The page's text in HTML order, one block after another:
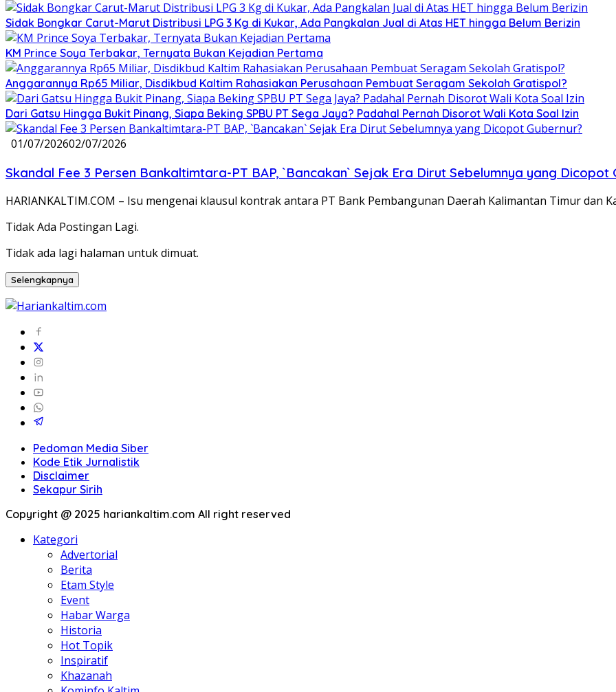
Sidak Bongkar Carut-Marut Distribusi LPG 3 Kg di Kukar, Ada Pangkalan Jual di Atas HET hingga Belum Berizin
KM Prince Soya Terbakar, Ternyata Bukan Kejadian Pertama
Anggarannya Rp65 Miliar, Disdikbud Kaltim Rahasiakan Perusahaan Pembuat Seragam Sekolah Gratispol?
Dari Gatsu Hingga Bukit Pinang, Siapa Beking SPBU PT Sega Jaya? Padahal Pernah Disorot Wali Kota Soal Izin
01/07/202602/07/2026
Skandal Fee 3 Persen Bankaltimtara-PT BAP, `Bancakan` Sejak Era Dirut Sebelumnya yang Dicopot
HARIANKALTIM.COM – Isu mengenai klausul kontrak antara PT Bank Pembangunan Daerah Kalimantan Timur dan
Tidak Ada Postingan Lagi.
Tidak ada lagi halaman untuk dimuat.
Selengkapnya
Pedoman Media Siber
Kode Etik Jurnalistik
Disclaimer
Sekapur Sirih
Copyright @ 2025 hariankaltim.com All right reserved
Kategori
Advertorial
Berita
Etam Style
Event
Habar Warga
Historia
Hot Topik
Inspiratif
Khazanah